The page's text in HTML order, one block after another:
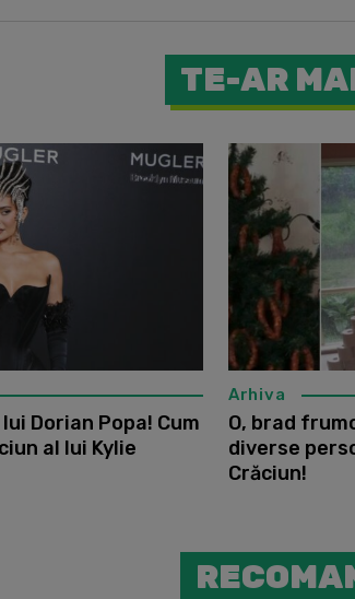
TE-AR
Dorian Popa! Cum
al lui Kylie
Arhiva
O, brad
diverse
Crăciun!